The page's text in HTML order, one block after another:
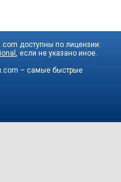
доступны по лицензии:
, если не указано иное.
– самые быстрые